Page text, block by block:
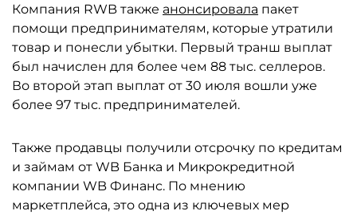
Компания RWB также анонсировала пакет
помощи предпринимателям, которые утратили
товар и понесли убытки. Первый транш выплат
был начислен для более чем 88 тыс. селлеров.
Во второй этап выплат от 30 июля вошли уже
более 97 тыс. предпринимателей.
Также продавцы получили отсрочку по кредитам
и займам от WB Банка и Микрокредитной
компании WB Финанс. По мнению
маркетплейса, это одна из ключевых мер